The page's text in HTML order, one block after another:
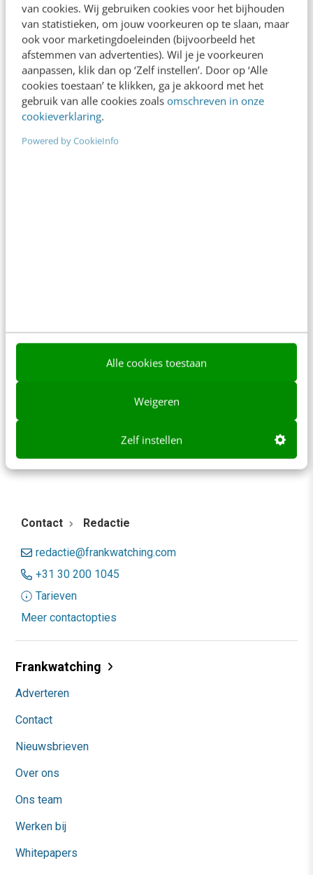
van cookies. Wij gebruiken cookies voor het bijhouden
van statistieken, om jouw voorkeuren op te slaan, maar
ook voor marketingdoeleinden (bijvoorbeeld het
afstemmen van advertenties). Wil je je voorkeuren
aanpassen, klik dan op ‘Zelf instellen’. Door op ‘Alle
cookies toestaan’ te klikken, ga je akkoord met het
gebruik van alle cookies zoals omschreven in onze
cookieverklaring.
Powered by CookieInfo
Alle cookies toestaan
Weigeren
Zelf instellen
Robert Jan van Nouhuys· 14 jaar geleden
direct.
Contact Redactie
redactie@frankwatching.com
+31 30 200 1045
Tarieven
Meer contactopties
Frankwatching
Adverteren
Contact
Nieuwsbrieven
Over ons
Ons team
Werken bij
Whitepapers